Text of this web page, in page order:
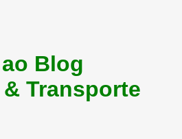
Blog
Transporte